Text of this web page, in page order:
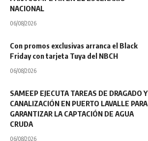
NACIONAL
06/08/2026
Con promos exclusivas arranca el Black
Friday con tarjeta Tuya del NBCH
06/08/2026
SAMEEP EJECUTA TAREAS DE DRAGADO Y
CANALIZACIÓN EN PUERTO LAVALLE PARA
GARANTIZAR LA CAPTACIÓN DE AGUA
CRUDA
06/08/2026